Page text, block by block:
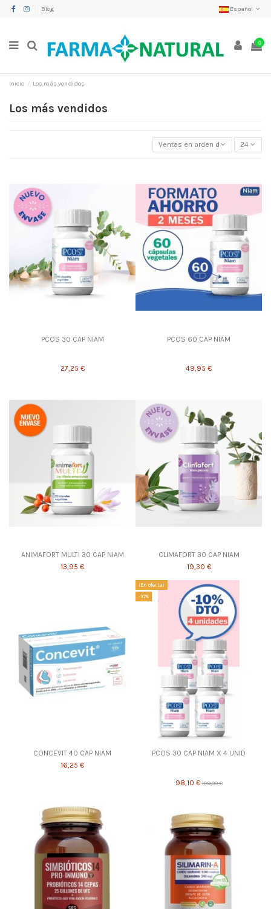
Blog Español
0
Inicio Los más vendidos
Los más vendidos
Ventas en orden decreciente
24
PCOS 30 CAP NIAM
27,25 €
PCOS 60 CAP NIAM
49,95 €
ANIMAFORT MULTI 30 CAP NIAM
13,95 €
CLIMAFORT 30 CAP NIAM
19,30 €
CONCEVIT 40 CAP NIAM
16,25 €
¡En oferta!
-10%
PCOS 30 CAP NIAM X 4 UNID
98,10 €109,00 €